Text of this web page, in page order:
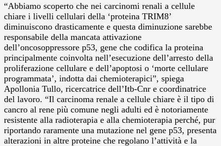
“Abbiamo scoperto che nei carcinomi renali a cellule
chiare i livelli cellulari della ‘proteina TRIM8’
diminuiscono drasticamente e questa diminuzione sarebbe
responsabile della mancata attivazione
dell’oncosoppressore p53, gene che codifica la proteina
principalmente coinvolta nell’esecuzione dell’arresto della
proliferazione cellulare e dell’apoptosi o ‘morte cellulare
programmata’, indotta dai chemioterapici”, spiega
Apollonia Tullo, ricercatrice dell’Itb-Cnr e coordinatrice
del lavoro. “Il carcinoma renale a cellule chiare è il tipo di
cancro al rene più comune negli adulti ed è notoriamente
resistente alla radioterapia e alla chemioterapia perché, pur
riportando raramente una mutazione nel gene p53, presenta
alterazioni in altre proteine che regolano l’attività e la